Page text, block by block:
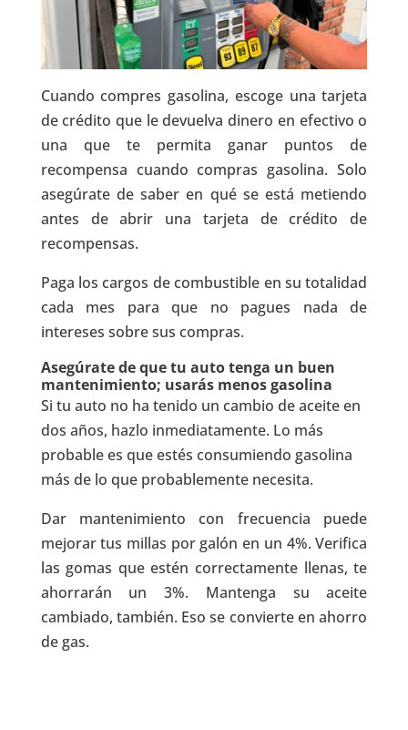
Cuando compres gasolina, escoge una tarjeta
de crédito que le devuelva dinero en efectivo o
una que te permita ganar puntos de
recompensa cuando compras gasolina. Solo
asegúrate de saber en qué se está metiendo
antes de abrir una tarjeta de crédito de
recompensas.
Paga los cargos de combustible en su totalidad
cada mes para que no pagues nada de
intereses sobre sus compras.
Asegúrate de que tu auto tenga un buen
mantenimiento; usarás menos gasolina
Si tu auto no ha tenido un cambio de aceite en
dos años, hazlo inmediatamente. Lo más
probable es que estés consumiendo gasolina
más de lo que probablemente necesita.
Dar mantenimiento con frecuencia puede
mejorar tus millas por galón en un 4%. Verifica
las gomas que estén correctamente llenas, te
ahorrarán un 3%. Mantenga su aceite
cambiado, también. Eso se convierte en ahorro
de gas.